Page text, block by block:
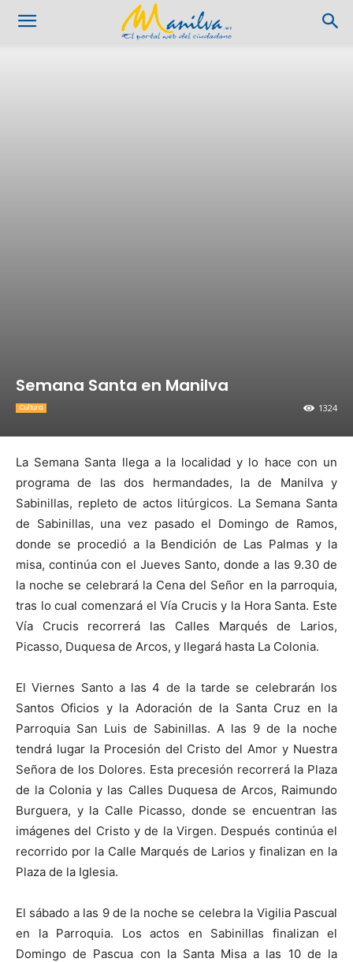
Semana Santa en Manilva
1324
Cultura
La Semana Santa llega a la localidad y lo hace con un
programa de las dos hermandades, la de Manilva y
Sabinillas, repleto de actos litúrgicos. La Semana Santa
de Sabinillas, una vez pasado el Domingo de Ramos,
donde se procedió a la Bendición de Las Palmas y la
misa, continúa con el Jueves Santo, donde a las 9.30 de
la noche se celebrará la Cena del Señor en la parroquia,
tras lo cual comenzará el Vía Crucis y la Hora Santa. Este
Vía Crucis recorrerá las Calles Marqués de Larios,
Picasso, Duquesa de Arcos, y llegará hasta La Colonia.
El Viernes Santo a las 4 de la tarde se celebrarán los
Santos Oficios y la Adoración de la Santa Cruz en la
Parroquia San Luis de Sabinillas. A las 9 de la noche
tendrá lugar la Procesión del Cristo del Amor y Nuestra
Señora de los Dolores. Esta precesión recorrerá la Plaza
de la Colonia y las Calles Duquesa de Arcos, Raimundo
Burguera, y la Calle Picasso, donde se encuentran las
imágenes del Cristo y de la Virgen. Después continúa el
recorrido por la Calle Marqués de Larios y finalizan en la
Plaza de la Iglesia.
El sábado a las 9 de la noche se celebra la Vigilia Pascual
en la Parroquia. Los actos en Sabinillas finalizan el
Domingo de Pascua con la Santa Misa a las 10 de la